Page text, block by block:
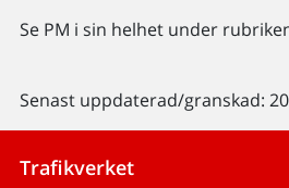
Se PM i sin helhet under
Senast uppdaterad/granskad:
Trafikverket